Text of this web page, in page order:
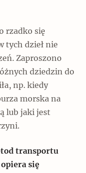
rzadko się
tych dzieł nie
Zaproszono
dziedzin do
np. kiedy
morska na
lub jaki jest
transportu
się